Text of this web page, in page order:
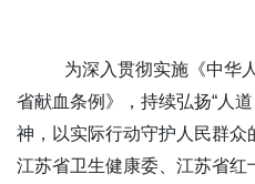
为深入贯彻实施《中华
省献血条例》，持续弘扬“人
神，以实际行动守护人民群众
江苏省卫生健康委、江苏省红